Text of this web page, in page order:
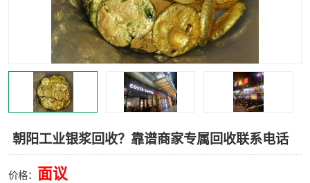
朝阳工业银浆回收？靠谱商家专属回收联系电话
价格： 面议